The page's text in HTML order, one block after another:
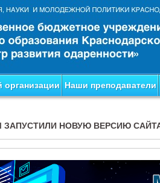
организации Наши преподаватели
ЗАПУСТИЛИ НОВУЮ ВЕРСИЮ